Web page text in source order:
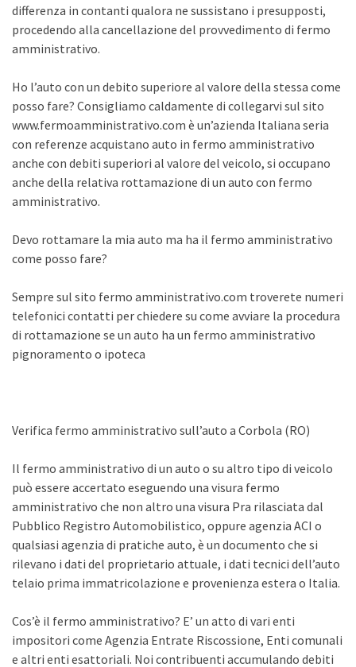
differenza in contanti qualora ne sussistano i presupposti,
procedendo alla cancellazione del provvedimento di fermo
amministrativo.
Ho l’auto con un debito superiore al valore della stessa come
posso fare? Consigliamo caldamente di collegarvi sul sito
www.fermoamministrativo.com è un’azienda Italiana seria
con referenze acquistano auto in fermo amministrativo
anche con debiti superiori al valore del veicolo, si occupano
anche della relativa rottamazione di un auto con fermo
amministrativo.
Devo rottamare la mia auto ma ha il fermo amministrativo
come posso fare?
Sempre sul sito fermo amministrativo.com troverete numeri
telefonici contatti per chiedere su come avviare la procedura
di rottamazione se un auto ha un fermo amministrativo
pignoramento o ipoteca
Verifica fermo amministrativo sull’auto a Corbola (RO)
Il fermo amministrativo di un auto o su altro tipo di veicolo
può essere accertato eseguendo una visura fermo
amministrativo che non altro una visura Pra rilasciata dal
Pubblico Registro Automobilistico, oppure agenzia ACI o
qualsiasi agenzia di pratiche auto, è un documento che si
rilevano i dati del proprietario attuale, i dati tecnici dell’auto
telaio prima immatricolazione e provenienza estera o Italia.
Cos’è il fermo amministrativo? E’ un atto di vari enti
impositori come Agenzia Entrate Riscossione, Enti comunali
e altri enti esattoriali. Noi contribuenti accumulando debiti